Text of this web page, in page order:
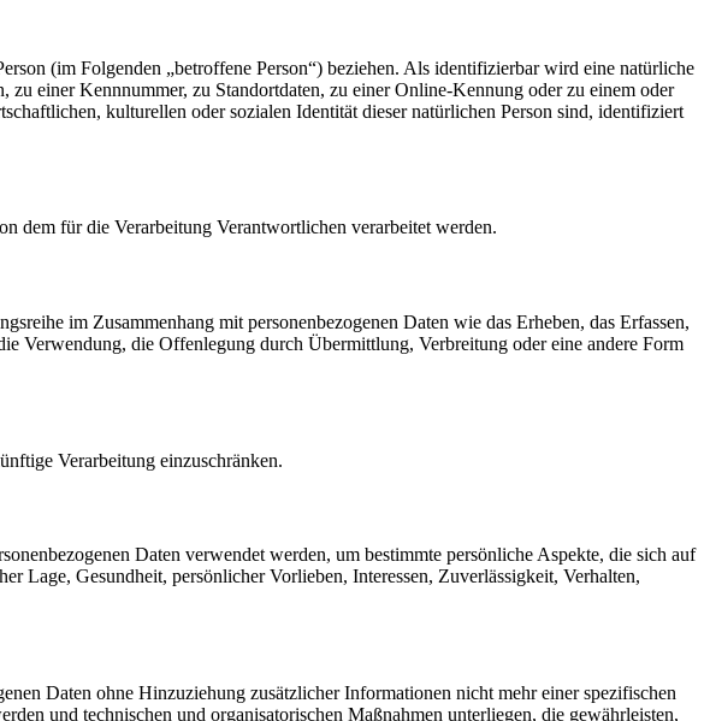
(im Folgenden „betroffene Person“) beziehen. Als identifizierbar wird eine natürliche
einer Kennnummer, zu Standortdaten, zu einer Online-Kennung oder zu einem oder
kulturellen oder sozialen Identität dieser natürlichen Person sind, identifiziert
dem für die Verarbeitung Verantwortlichen verarbeitet werden.
im Zusammenhang mit personenbezogenen Daten wie das Erheben, das Erfassen,
Verwendung, die Offenlegung durch Übermittlung, Verbreitung oder eine andere Form
Verarbeitung einzuschränken.
Daten verwendet werden, um bestimmte persönliche Aspekte, die sich auf
Lage, Gesundheit, persönlicher Vorlieben, Interessen, Zuverlässigkeit, Verhalten,
Daten ohne Hinzuziehung zusätzlicher Informationen nicht mehr einer spezifischen
und technischen und organisatorischen Maßnahmen unterliegen, die gewährleisten,